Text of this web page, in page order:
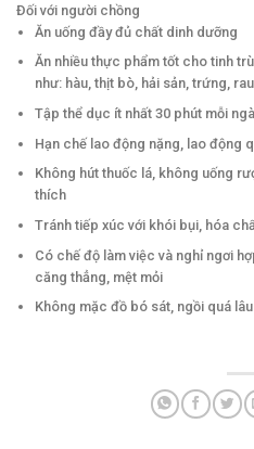
Đối với người chồng
Ăn uống đầy đủ chất dinh dưỡng
Ăn nhiều thực phẩm tốt cho tinh
như: hàu, thịt bò, hải sản, trứng,
Tập thể dục ít nhất 30 phút mỗi
Hạn chế lao động nặng, lao động
Không hút thuốc lá, không uống
thích
Tránh tiếp xúc với khói bụi, hóa
Có chế độ làm việc và nghỉ ngơi
căng thẳng, mệt mỏi
Không mặc đồ bó sát, ngồi quá lâu